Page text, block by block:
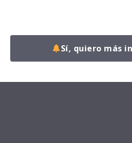
Sí, quiero más